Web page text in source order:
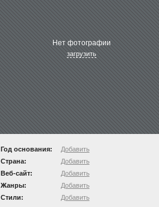
Нет фотографии
загрузить
Год основания:
Добавить
Страна:
Добавить
Веб-сайт:
Добавить
Жанры:
Добавить
Стили:
Добавить